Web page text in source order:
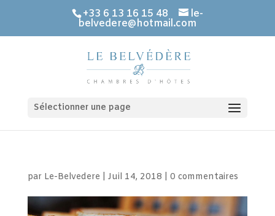
+33 6 13 16 15 48 le-
belvedere@hotmail.com
Sélectionner une page
par Le-Belvedere Juil 14, 2018 0 commentaires